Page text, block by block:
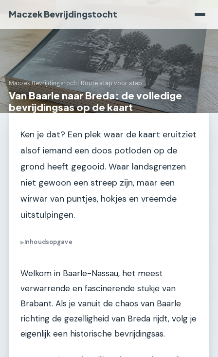
Maczek Bevrijdingstocht
Maczek Bevrijdingstocht›Route stap voor stap
Van Baarle naar Breda: de volledige
bevrijdingsas op de kaart
Ken je dat? Een plek waar de kaart eruitziet
alsof iemand een doos potloden op de
grond heeft gegooid. Waar landsgrenzen
niet gewoon een streep zijn, maar een
wirwar van puntjes, hokjes en vreemde
uitstulpingen.
▶Inhoudsopgave
Welkom in Baarle-Nassau, het meest
verwarrende en fascinerende stukje van
Brabant. Als je vanuit de chaos van Baarle
richting de gezelligheid van Breda rijdt, volg je
eigenlijk een historische bevrijdingsas.